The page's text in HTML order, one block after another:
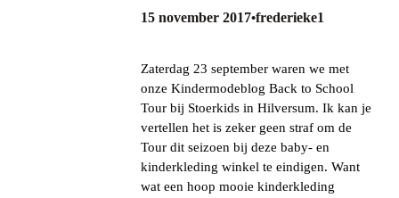
15 november 2017•frederieke1
Zaterdag 23 september waren we met
onze Kindermodeblog Back to School
Tour bij Stoerkids in Hilversum. Ik kan je
vertellen het is zeker geen straf om de
Tour dit seizoen bij deze baby- en
kinderkleding winkel te eindigen. Want
wat een hoop mooie kinderkleding